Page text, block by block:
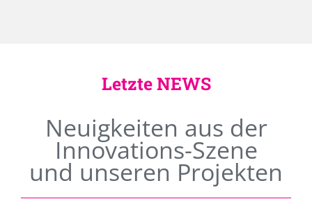
Letzte NEWS
Neuigkeiten aus der
Innovations-Szene
und unseren Projekten